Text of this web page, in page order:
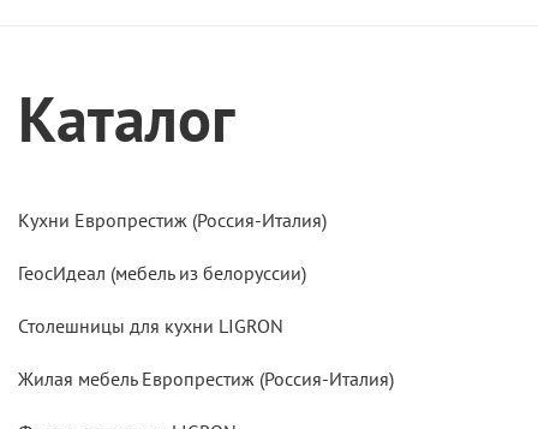
Каталог
Кухни Европрестиж (Россия-Италия)
ГеосИдеал (мебель из белоруссии)
Столешницы для кухни LIGRON
Жилая мебель Европрестиж (Россия-Италия)